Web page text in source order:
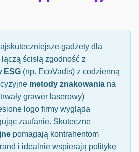
gadżety dla
ścisłą zgodność z
ESG (np. EcoVadis) z codzienną
metody znakowania na
grawer laserowy)
logo firmy wygląda
zaufanie. Skuteczne
pomagają kontrahentom
i idealnie wspierają politykę